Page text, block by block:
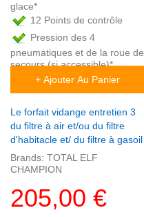
glace*
12 Points de contrôle
Pression des 4
pneumatiques et de la roue de
secours (si accessible)*
+ Ajouter Au Panier
Le forfait vidange entretien 3
du filtre à air et/ou du filtre
d'habitacle et/ du filtre à gasoil
Brands: TOTAL ELF
CHAMPION
205,00 €